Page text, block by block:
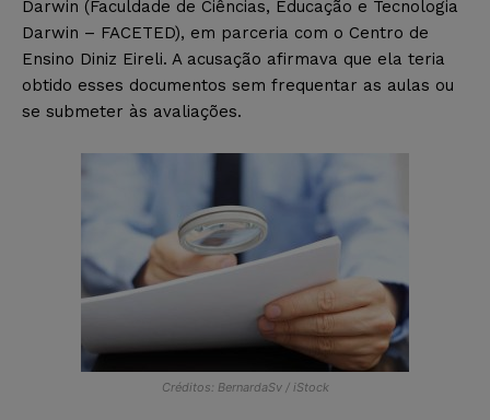
Darwin (Faculdade de Ciências, Educação e Tecnologia
Darwin – FACETED), em parceria com o Centro de
Ensino Diniz Eireli. A acusação afirmava que ela teria
obtido esses documentos sem frequentar as aulas ou
se submeter às avaliações.
Créditos: BernardaSv / iStock